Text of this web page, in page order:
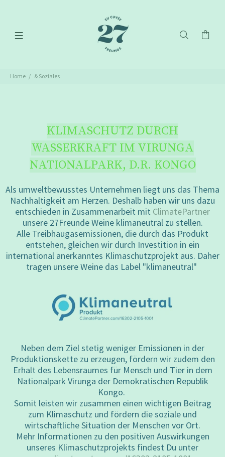
Home & Soziales
KLIMASCHUTZ DURCH
WASSERKRAFT IM VIRUNGA
NATIONALPARK, D.R. KONGO
Als umweltbewusstes Unternehmen liegt uns das Thema
Nachhaltigkeit am Herzen. Deshalb haben wir uns dazu
entschieden in Zusammenarbeit mit ClimatePartner
unsere 27Freunde Weine klimaneutral zu stellen.
Alle Treibhaugasemissionen, die durch das Produkt
entstehen, gleichen wir durch Investition in ein
international anerkanntes Klimaschutzprojekt aus. Daher
tragen unsere Weine das Label "klimaneutral"
Neben dem Ziel stetig weniger Emissionen in der
Produktionskette zu erzeugen, fördern wir zudem den
Erhalt des Lebensraumes für Mensch und Tier in dem
Nationalpark Virunga der Demokratischen Republik
Kongo.
Somit leisten wir zusammen einen wichtigen Beitrag
zum Klimaschutz und fördern die soziale und
wirtschaftliche Situation der Menschen vor Ort.
Mehr Informationen zu den positiven Auswirkungen
unseres Klimaschutzprojekts findest Du unter